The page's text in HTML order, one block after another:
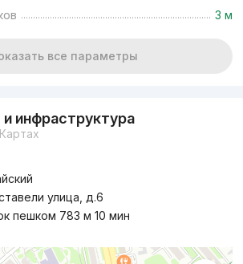
3 м
все параметры
инфраструктура
улица, д.6
пешком 783 м 10 мин